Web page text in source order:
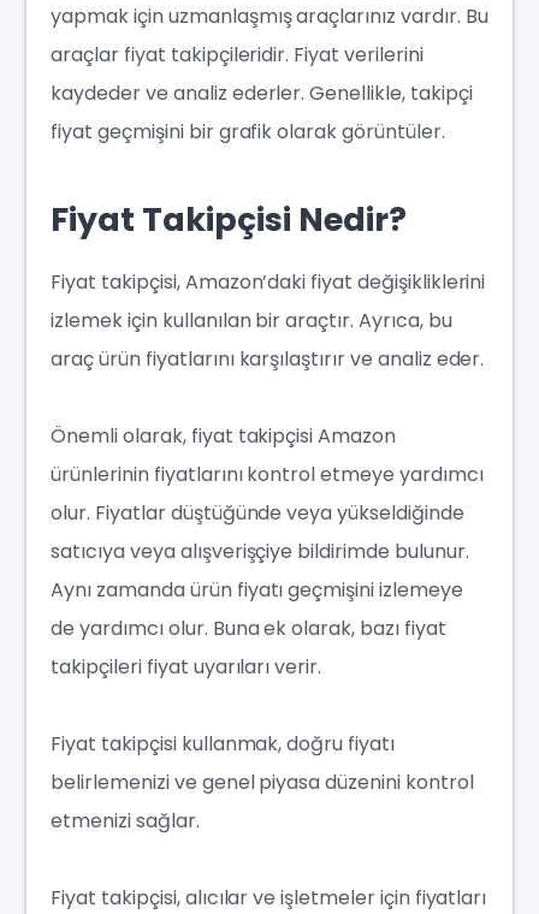
yapmak için uzmanlaşmış araçlarınız vardır. Bu
araçlar fiyat takipçileridir. Fiyat verilerini
kaydeder ve analiz ederler. Genellikle, takipçi
fiyat geçmişini bir grafik olarak görüntüler.
Fiyat Takipçisi Nedir?
Fiyat takipçisi, Amazon’daki fiyat değişikliklerini
izlemek için kullanılan bir araçtır. Ayrıca, bu
araç ürün fiyatlarını karşılaştırır ve analiz eder.
Önemli olarak, fiyat takipçisi Amazon
ürünlerinin fiyatlarını kontrol etmeye yardımcı
olur. Fiyatlar düştüğünde veya yükseldiğinde
satıcıya veya alışverişçiye bildirimde bulunur.
Aynı zamanda ürün fiyatı geçmişini izlemeye
de yardımcı olur. Buna ek olarak, bazı fiyat
takipçileri fiyat uyarıları verir.
Fiyat takipçisi kullanmak, doğru fiyatı
belirlemenizi ve genel piyasa düzenini kontrol
etmenizi sağlar.
Fiyat takipçisi, alıcılar ve işletmeler için fiyatları